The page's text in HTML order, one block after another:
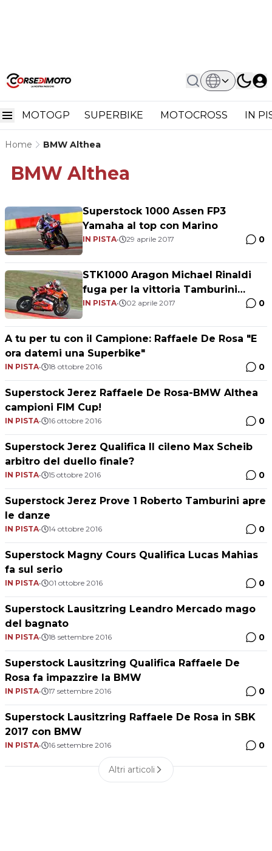
MOTOGP SUPERBIKE MOTOCROSS IN
Home BMW Althea
BMW Althea
Superstock 1000 Assen FP3
Yamaha al top con Marino
IN PISTA• 29 aprile 2017 0
STK1000 Aragon Michael Rinaldi
fuga per la vittoria Tamburini
terzo
IN PISTA• 02 aprile 2017 0
A tu per tu con il Campione: Raffaele De Rosa "E
ora datemi una Superbike"
IN PISTA• 18 ottobre 2016 0
Superstock Jerez Raffaele De Rosa-BMW Althea
campioni FIM Cup!
IN PISTA• 16 ottobre 2016 0
Superstock Jerez Qualifica Il cileno Max Scheib
arbitro del duello finale?
IN PISTA• 15 ottobre 2016 0
Superstock Jerez Prove 1 Roberto Tamburini apre
le danze
IN PISTA• 14 ottobre 2016 0
Superstock Magny Cours Qualifica Lucas Mahias
fa sul serio
IN PISTA• 01 ottobre 2016 0
Superstock Lausitzring Leandro Mercado mago
del bagnato
IN PISTA• 18 settembre 2016 0
Superstock Lausitzring Qualifica Raffaele De
Rosa fa impazzire la BMW
IN PISTA• 17 settembre 2016 0
Superstock Lausitzring Raffaele De Rosa in SBK
2017 con BMW
IN PISTA• 16 settembre 2016 0
Altri articoli